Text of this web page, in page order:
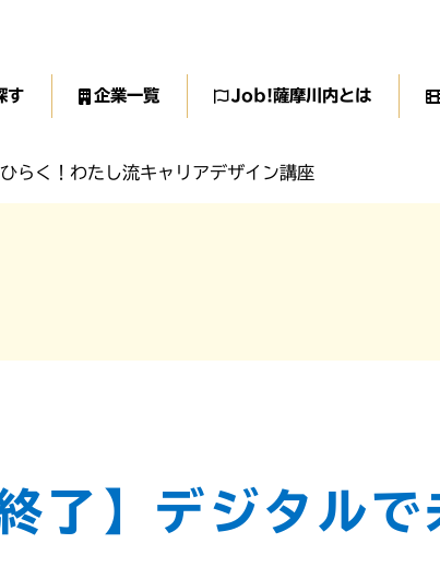
す 企業一覧 Job!薩摩川内とは
らく！わたし流キャリアデザイン講座
了】デジタル